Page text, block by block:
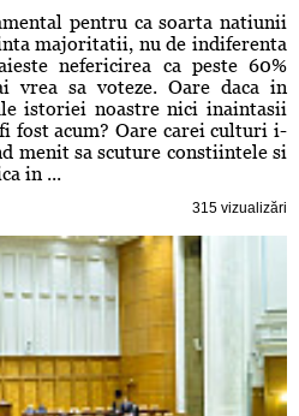
pentru ca soarta natiunii
majoritatii, nu de indiferenta
nefericirea ca peste 60%
vrea sa voteze. Oare daca in
istoriei noastre nici inaintasii
fost acum? Oare carei culturi i-
menit sa scuture constiintele si
in ...
315 vizualizări